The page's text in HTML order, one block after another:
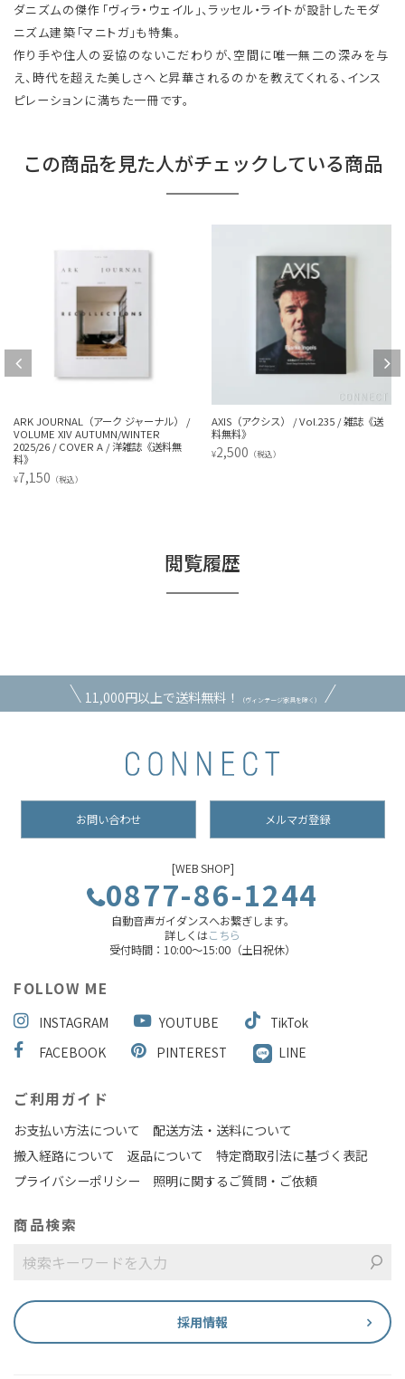
ダニズムの傑作「ヴィラ・ウェイル」、ラッセル・ライトが設計したモダ
ニズム建築「マニトガ」も特集。
作り手や住人の妥協のないこだわりが、空間に唯一無二の深みを与
え、時代を超えた美しさへと昇華されるのかを教えてくれる、インス
ピレーションに満ちた一冊です。
この商品を見た人がチェックしている商品
ARK JOURNAL（アーク ジャーナル） /
VOLUME XIV AUTUMN/WINTER
2025/26 / COVER A / 洋雑誌《送料無
料》
¥7,150 （税込）
AXIS（アクシス） / Vol.235 / 雑誌《送
料無料》
¥2,500 （税込）
閲覧履歴
11,000円以上で送料無料！ （ヴィンテージ家具を除く）
お問い合わせ メルマガ登録
[WEB SHOP]
0877-86-1244
自動音声ガイダンスへお繋ぎします。
詳しくはこちら
受付時間：10:00～15:00（土日祝休）
FOLLOW ME
INSTAGRAM YOUTUBE
TikTok
FACEBOOK
PINTEREST LINE
ご利用ガイド
お支払い方法について
配送方法・送料について
搬入経路について
返品について
特定商取引法に基づく表記
プライバシーポリシー
照明に関するご質問・ご依頼
商品検索
採用情報